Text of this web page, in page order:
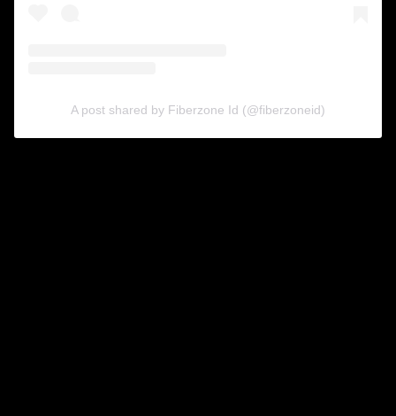
A post shared by Fiberzone Id (@fiberzoneid)